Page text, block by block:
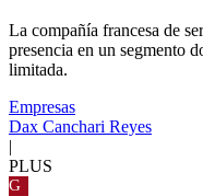
La compañía francesa de
presencia en un segmento
limitada.
Empresas
Dax Canchari Reyes
PLUS
G